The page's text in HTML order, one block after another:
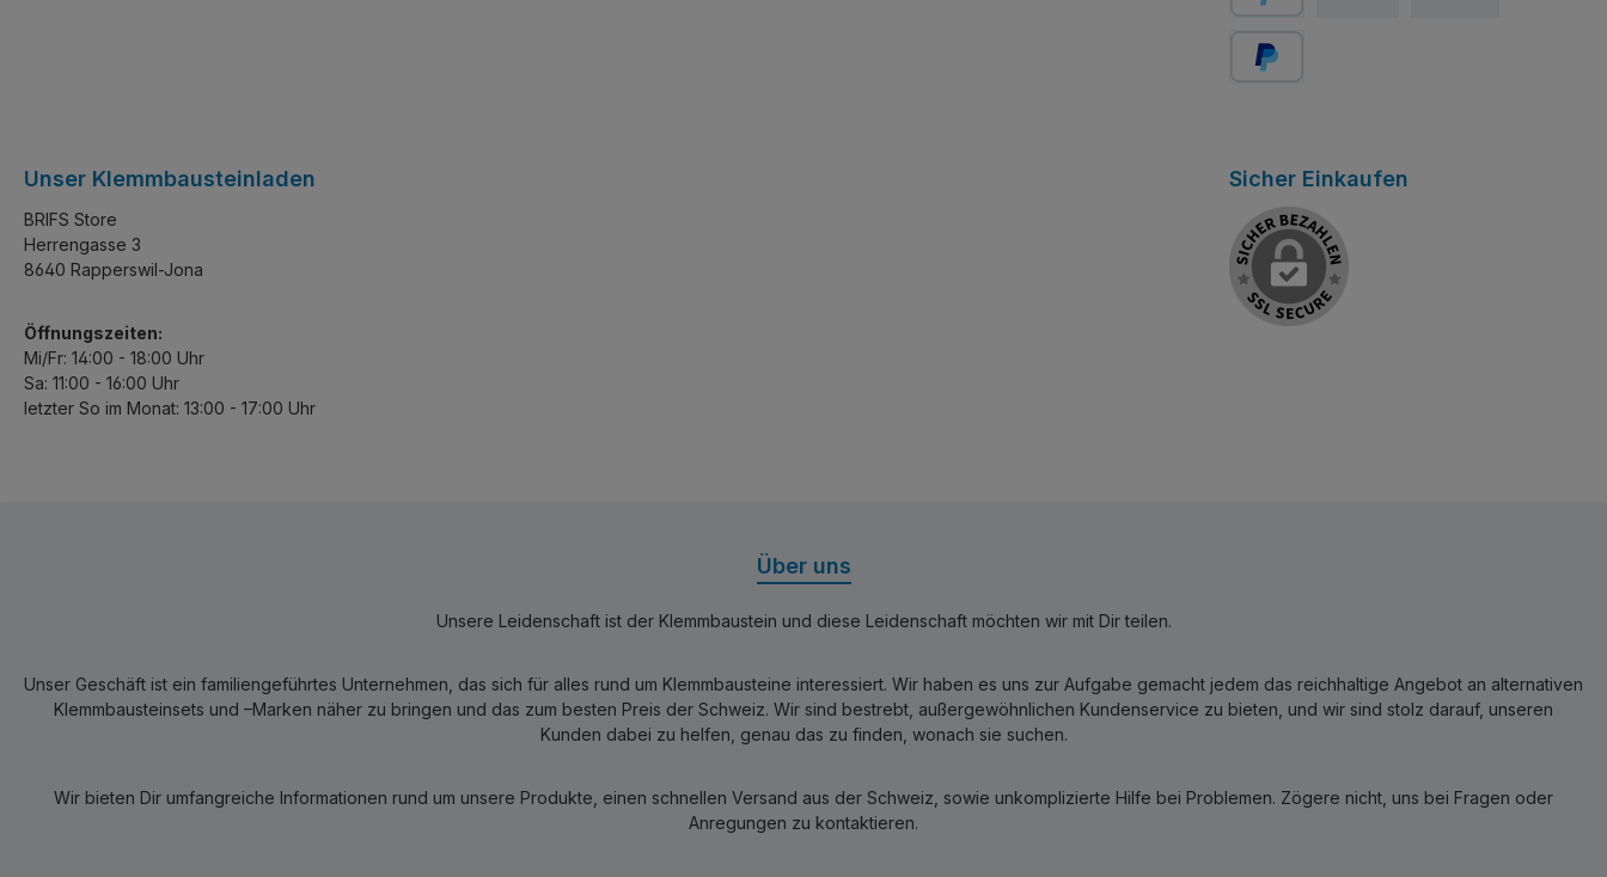
Sicher Einkaufen
Unser Klemmbausteinladen
BRIFS Store
Herrengasse 3
8640 Rapperswil-Jona
Öffnungszeiten:
Mi/Fr: 14:00 - 18:00 Uhr
Sa: 11:00 - 16:00 Uhr
letzter So im Monat: 13:00 - 17:00 Uhr
Über uns
Unsere Leidenschaft ist der Klemmbaustein und diese Leidenschaft möchten wir mit Dir teilen.
Unser Geschäft ist ein familiengeführtes Unternehmen, das sich für alles rund um Klemmbausteine interessiert. Wir haben es uns zur Aufgabe gemacht jedem das reichhaltige Angebot an alternativen
Klemmbausteinsets und –Marken näher zu bringen und das zum besten Preis der Schweiz. Wir sind bestrebt, außergewöhnlichen Kundenservice zu bieten, und wir sind stolz darauf, unseren
Kunden dabei zu helfen, genau das zu finden, wonach sie suchen.
Wir bieten Dir umfangreiche Informationen rund um unsere Produkte, einen schnellen Versand aus der Schweiz, sowie unkomplizierte Hilfe bei Problemen. Zögere nicht, uns bei Fragen oder
Anregungen zu kontaktieren.